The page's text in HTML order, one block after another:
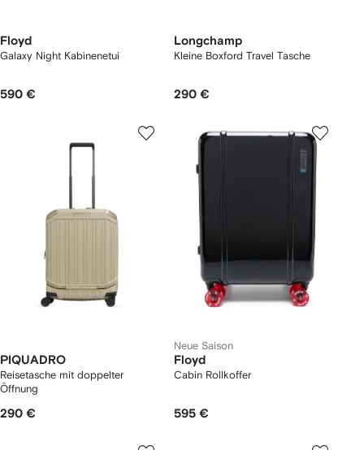
Floyd
Galaxy Night Kabinenetui
590 €
Longchamp
Kleine Boxford Travel Tasche
290 €
PIQUADRO
Reisetasche mit doppelter
Öffnung
290 €
Neue Saison
Floyd
Cabin Rollkoffer
595 €